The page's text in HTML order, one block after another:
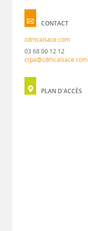
CONTACT
cdmcalsace.com
03 68 00 12 12
crpa@cdmcalsace.com
PLAN D'ACCÈS